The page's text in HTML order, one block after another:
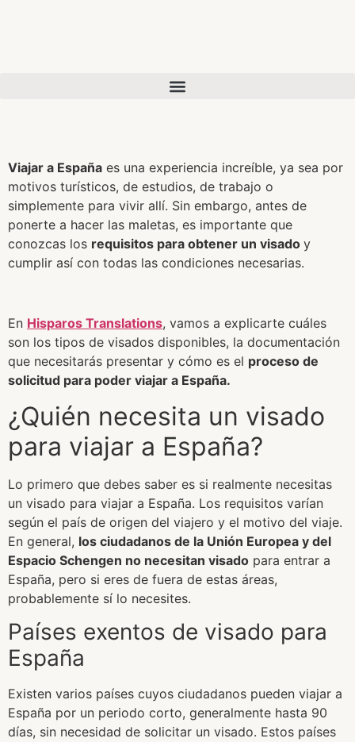
Viajar a España es una experiencia increíble, ya sea por
motivos turísticos, de estudios, de trabajo o
simplemente para vivir allí. Sin embargo, antes de
ponerte a hacer las maletas, es importante que
conozcas los requisitos para obtener un visado y
cumplir así con todas las condiciones necesarias.
En Hisparos Translations, vamos a explicarte cuáles
son los tipos de visados disponibles, la documentación
que necesitarás presentar y cómo es el proceso de
solicitud para poder viajar a España.
¿Quién necesita un visado
para viajar a España?
Lo primero que debes saber es si realmente necesitas
un visado para viajar a España. Los requisitos varían
según el país de origen del viajero y el motivo del viaje.
En general, los ciudadanos de la Unión Europea y del
Espacio Schengen no necesitan visado para entrar a
España, pero si eres de fuera de estas áreas,
probablemente sí lo necesites.
Países exentos de visado para
España
Existen varios países cuyos ciudadanos pueden viajar a
España por un periodo corto, generalmente hasta 90
días, sin necesidad de solicitar un visado. Estos países